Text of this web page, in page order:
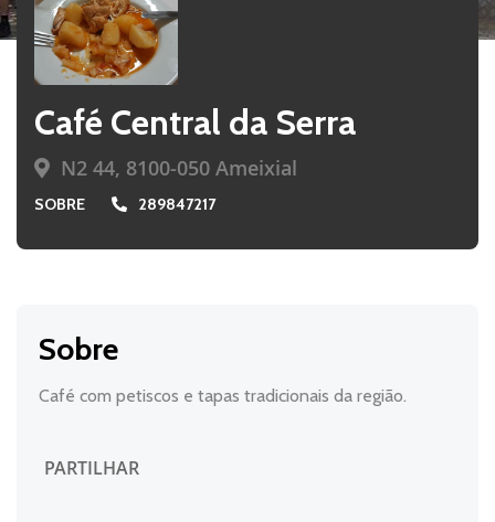
Café Central da Serra
N2 44, 8100-050 Ameixial
SOBRE 289847217
Sobre
Café com petiscos e tapas tradicionais da região.
PARTILHAR